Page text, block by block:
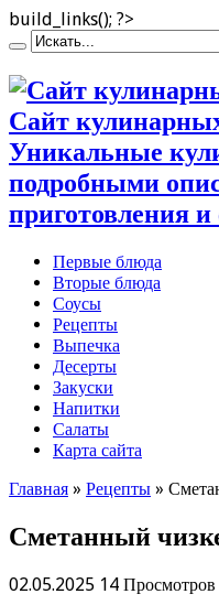
build_links(); ?>
Сайт
Уникальные
подробными
приготовления
Первые блюда
Вторые блюда
Соусы
Рецепты
Выпечка
Десерты
Закуски
Напитки
Салаты
Карта сайта
Главная » Рецепты »
Сметанный
02.05.2025 14 Просмотров